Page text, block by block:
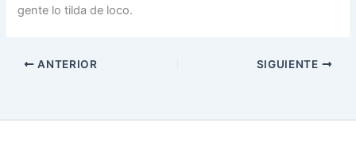
gente lo tilda de loco.
ANTERIOR SIGUIENTE